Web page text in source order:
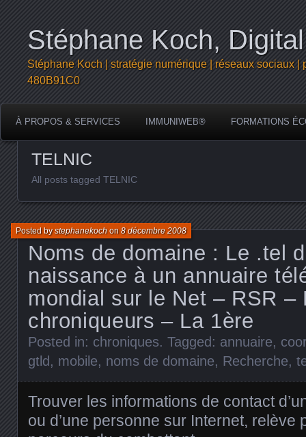
Stéphane Koch,
Stéphane Koch | stratégie numérique | réseaux sociaux
480B91C0
À PROPOS & SERVICES IMMUNIWEB® FORMATIONS
TELNIC
All posts tagged TELNIC
Noms de domaine : Le .tel
naissance à un annuaire
mondial sur le Net – RSR –
chroniqueurs – La 1ère
Posted bystephanekochon8 décembre 2008
Posted in: chroniques. Tagged: annuaire,
gtld, mobile, noms de domaine, Recherche,
Trouver les informations de contact
ou d’une personne sur Internet, relève